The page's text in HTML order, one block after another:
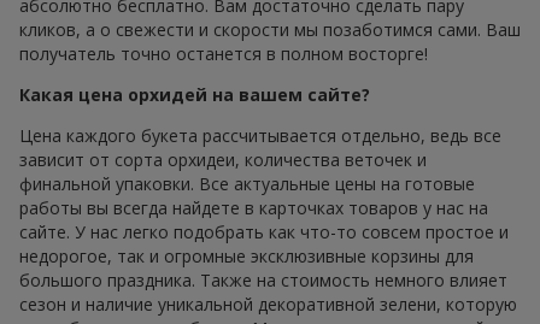
абсолютно бесплатно. Вам достаточно сделать пару
кликов, а о свежести и скорости мы позаботимся сами. Ваш
получатель точно останется в полном восторге!
Какая цена орхидей на вашем сайте?
Цена каждого букета рассчитывается отдельно, ведь все
зависит от сорта орхидеи, количества веточек и
финальной упаковки. Все актуальные цены на готовые
работы вы всегда найдете в карточках товаров у нас на
сайте. У нас легко подобрать как что-то совсем простое и
недорогое, так и огромные эксклюзивные корзины для
большого праздника. Также на стоимость немного влияет
сезон и наличие уникальной декоративной зелени, которую